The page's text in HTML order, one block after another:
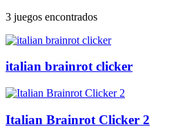
3 juegos encontrados
italian brainrot clicker
Italian Brainrot Clicker 2